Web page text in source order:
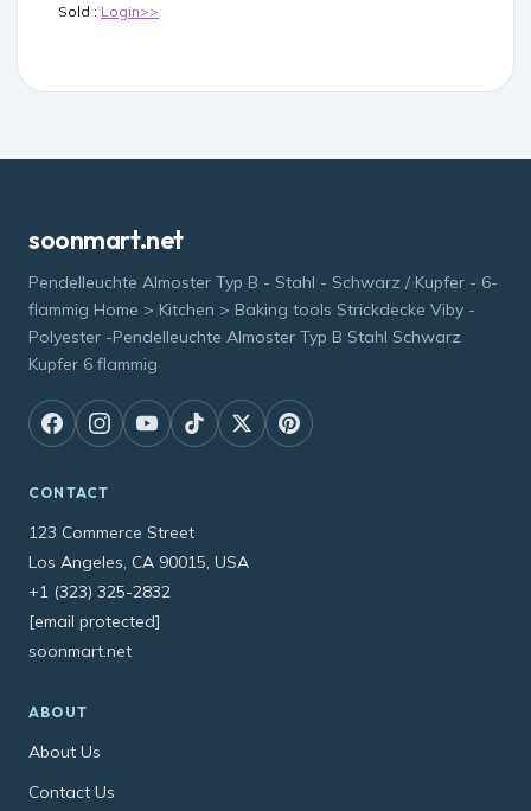
Sold : Login>>
soonmart.net
Pendelleuchte Almoster Typ B - Stahl - Schwarz / Kupfer - 6-
flammig Home > Kitchen > Baking tools Strickdecke Viby -
Polyester -Pendelleuchte Almoster Typ B Stahl Schwarz
Kupfer 6 flammig
CONTACT
123 Commerce Street
Los Angeles, CA 90015, USA
+1 (323) 325-2832
[email protected]
soonmart.net
ABOUT
About Us
Contact Us